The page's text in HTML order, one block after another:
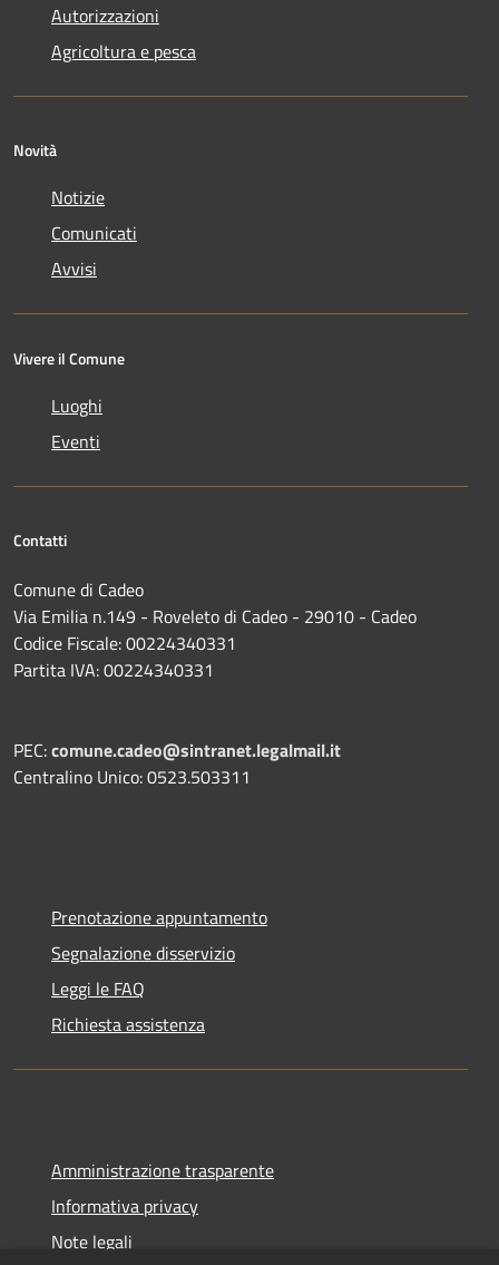
Autorizzazioni
Agricoltura e pesca
Novità
Notizie
Comunicati
Avvisi
Vivere il Comune
Luoghi
Eventi
Contatti
Comune di Cadeo
Via Emilia n.149 - Roveleto di Cadeo - 29010 - Cadeo
Codice Fiscale: 00224340331
Partita IVA: 00224340331
PEC:comune.cadeo@sintranet.legalmail.it
Centralino Unico: 0523.503311
Prenotazione appuntamento
Segnalazione disservizio
Leggi le FAQ
Richiesta assistenza
Amministrazione trasparente
Informativa privacy
Note legali